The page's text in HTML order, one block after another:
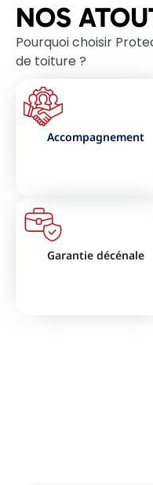
NOS
Pourquoi choisir
de toiture ?
Accompagnement
Garantie décénale